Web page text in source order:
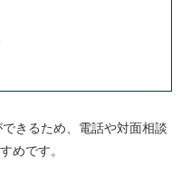
きるため、電話や対面相談
めです。